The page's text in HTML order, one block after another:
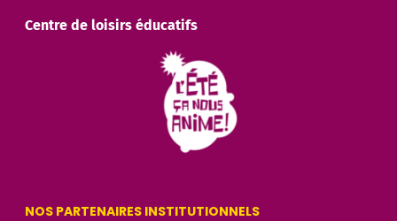
Centre de loisirs éducatifs
NOS PARTENAIRES INSTITUTIONNELS